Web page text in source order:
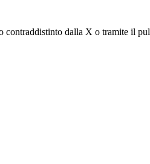
dalla X o tramite il